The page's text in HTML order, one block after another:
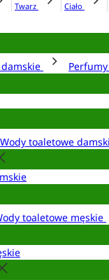
Twarz Ciało
Wody toaletowe
toaletowe męskie